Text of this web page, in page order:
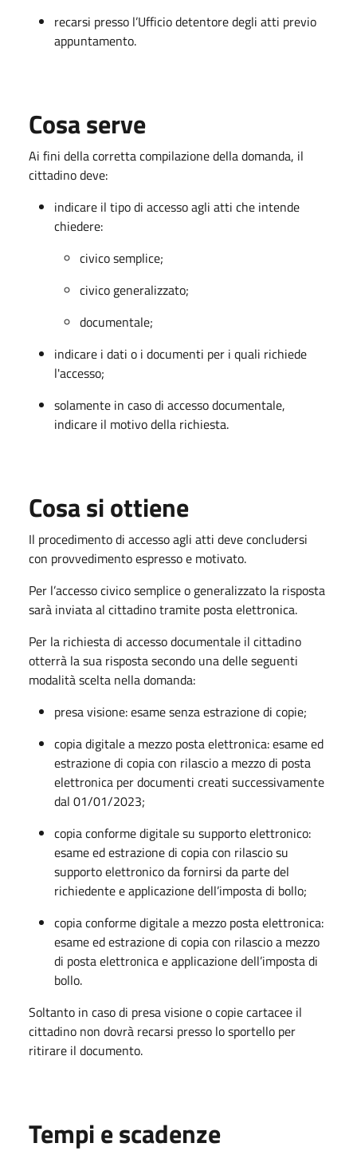
recarsi presso l’Ufficio detentore degli atti previo
appuntamento.
Cosa serve
Ai fini della corretta compilazione della domanda, il
cittadino deve:
indicare il tipo di accesso agli atti che intende
chiedere:
civico semplice;
civico generalizzato;
documentale;
indicare i dati o i documenti per i quali richiede
l'accesso;
solamente in caso di accesso documentale,
indicare il motivo della richiesta.
Cosa si ottiene
Il procedimento di accesso agli atti deve concludersi
con provvedimento espresso e motivato.
Per l’accesso civico semplice o generalizzato la risposta
sarà inviata al cittadino tramite posta elettronica.
Per la richiesta di accesso documentale il cittadino
otterrà la sua risposta secondo una delle seguenti
modalità scelta nella domanda:
presa visione: esame senza estrazione di copie;
copia digitale a mezzo posta elettronica: esame ed
estrazione di copia con rilascio a mezzo di posta
elettronica per documenti creati successivamente
dal 01/01/2023;
copia conforme digitale su supporto elettronico:
esame ed estrazione di copia con rilascio su
supporto elettronico da fornirsi da parte del
richiedente e applicazione dell’imposta di bollo;
copia conforme digitale a mezzo posta elettronica:
esame ed estrazione di copia con rilascio a mezzo
di posta elettronica e applicazione dell’imposta di
bollo.
Soltanto in caso di presa visione o copie cartacee il
cittadino non dovrà recarsi presso lo sportello per
ritirare il documento.
Tempi e scadenze